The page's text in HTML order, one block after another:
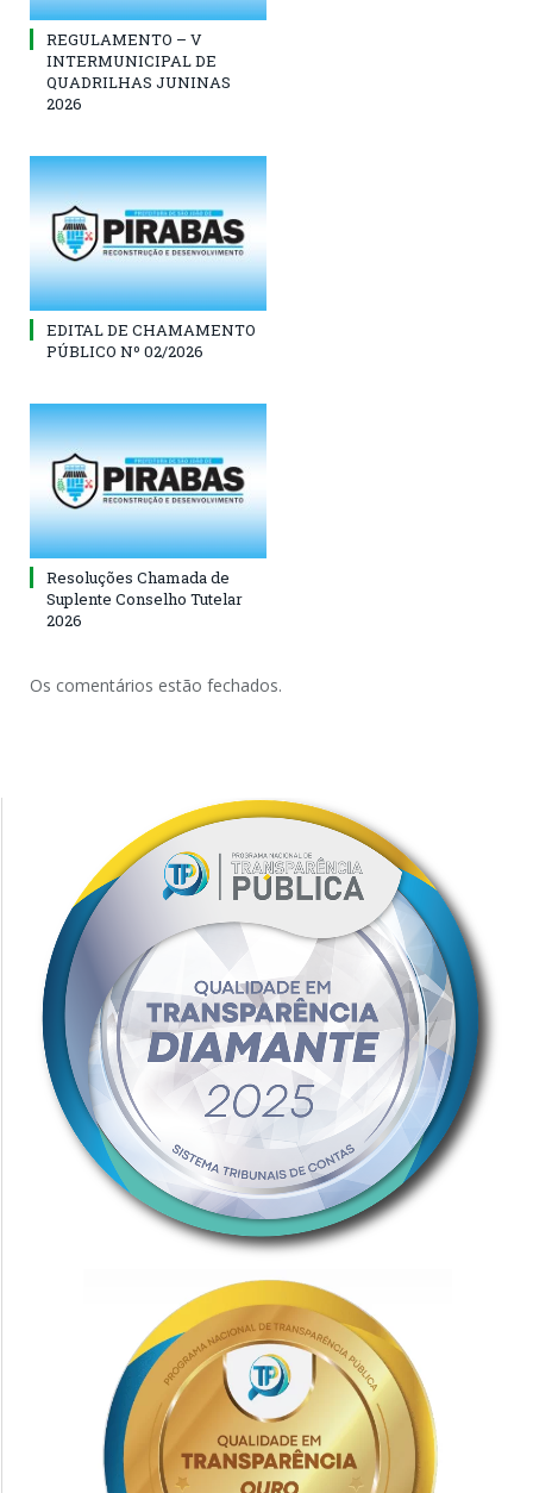
REGULAMENTO – V
INTERMUNICIPAL DE
QUADRILHAS JUNINAS
2026
EDITAL DE CHAMAMENTO
PÚBLICO Nº 02/2026
Resoluções Chamada de
Suplente Conselho Tutelar
2026
Os comentários estão fechados.